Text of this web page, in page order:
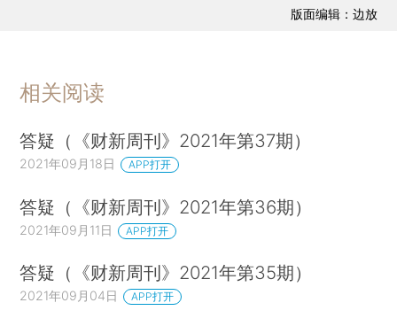
版面编辑：边放
相关阅读
答疑（《财新周刊》2021年第37期）
2021年09月18日 APP打开
答疑（《财新周刊》2021年第36期）
2021年09月11日 APP打开
答疑（《财新周刊》2021年第35期）
2021年09月04日 APP打开